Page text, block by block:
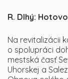
R. Dlhý:
Na revitalizácii
o spolupráci
mestská časť
Uhorskej a